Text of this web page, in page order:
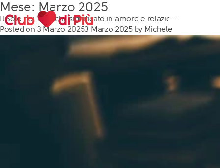
Scopri Club di Più
Le testimonianze Club di Più
La fondatrice Valeria Pilla
Mese: Marzo 2025
Il Sole nei Tarocchi: significato in amore e relazioni
Posted on 3 Marzo 20253 Marzo 2025by Michele